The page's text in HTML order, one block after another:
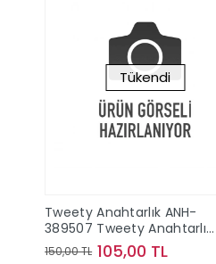
Tükendi
Tweety Anahtarlık ANH-
389507 Tweety Anahtarlık
ANH-389507
150,00 TL 105,00 TL